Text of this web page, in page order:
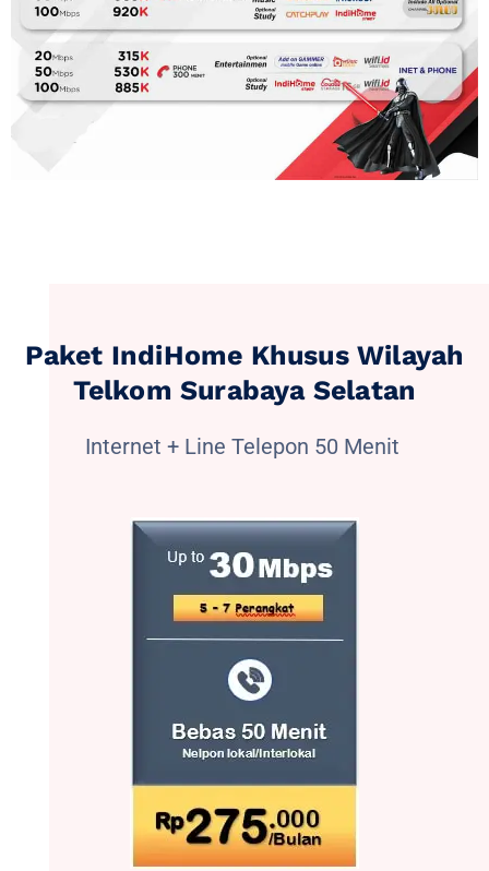
Paket IndiHome Khusus Wilayah
Telkom Surabaya Selatan
Internet + Line Telepon 50 Menit